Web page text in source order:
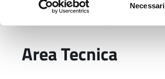
Necessari
Area Tecnica